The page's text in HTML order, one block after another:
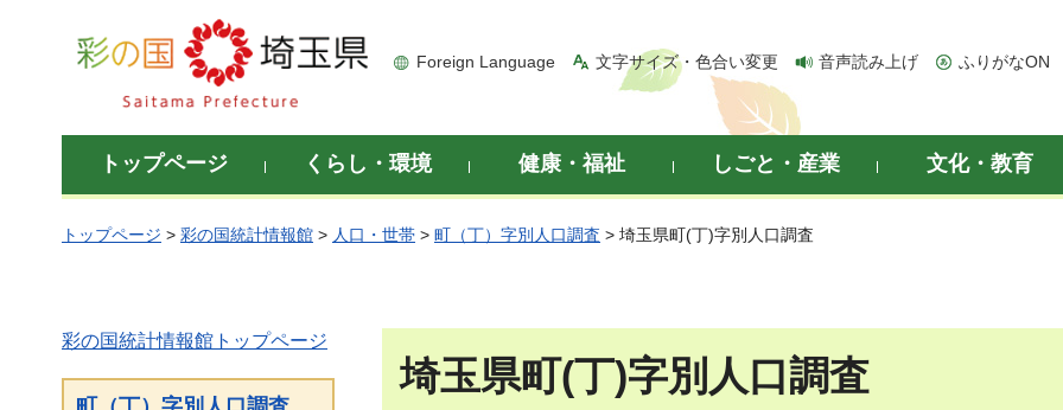
彩の国 埼玉県
Foreign Language 文字サイズ・色合い変更 音声読み上げ ふりがなON
トップページ くらし・環境 健康・福祉 しごと・産業 文化・教育
トップページ > 彩の国統計情報館 > 人口・世帯 > 町（丁）字別人口調査 > 埼玉県町(丁)字別人口調査
彩の国統計情報館トップページ
埼玉県町(丁)字別人口調査